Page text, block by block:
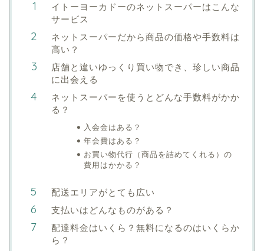
イトーヨーカドーのネットスーパーはこんな
サービス
ネットスーパーだから商品の価格や手数料は
高い？
店舗と違いゆっくり買い物でき、珍しい商品
に出会える
ネットスーパーを使うとどんな手数料がかか
る？
入会金はある？
年会費はある？
お買い物代行（商品を詰めてくれる）の
費用はかかる？
配送エリアがとても広い
支払いはどんなものがある？
配達料金はいくら？無料になるのはいくらか
ら？